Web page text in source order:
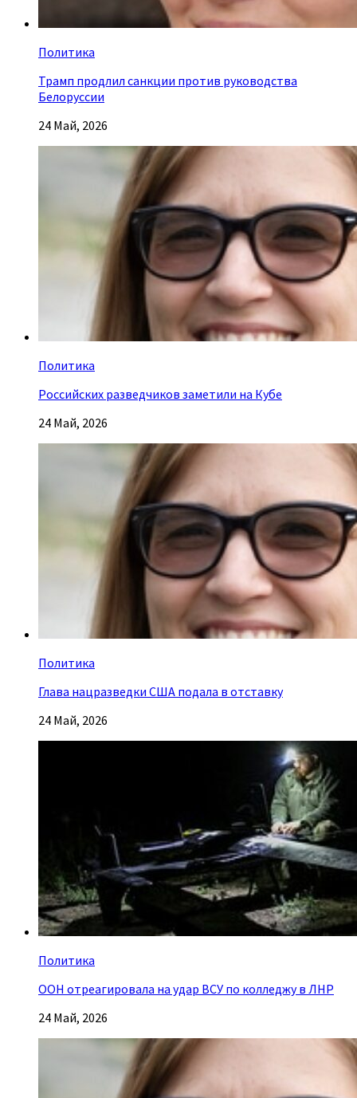
Политика
Трамп продлил санкции против руководства
Белоруссии
24 Май, 2026
Политика
Российских разведчиков заметили на Кубе
24 Май, 2026
Политика
Глава нацразведки США подала в отставку
24 Май, 2026
Политика
ООН отреагировала на удар ВСУ по колледжу в ЛНР
24 Май, 2026